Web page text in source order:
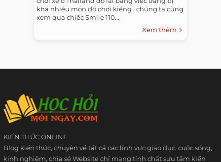
khá nhiều món đồ chơi kiểng , chúng ta cùng
xem qua chiếc Smile 110...
Xem thêm
KIẾN THỨC ONLINE
Blog kiến thức, chuyên về tất cả các lĩnh vực giáo dục, cuộc sống,
kinh nghiệm, chia sẻ Website chỉ mang tính chất sưu tầm kiến